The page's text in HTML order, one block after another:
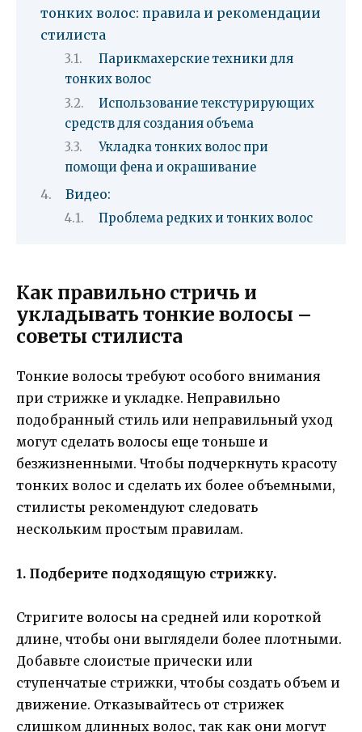
тонких волос: правила и рекомендации
стилиста
Парикмахерские техники для
тонких волос
Использование текстурирующих
средств для создания объема
Укладка тонких волос при
помощи фена и окрашивание
Видео:
Проблема редких и тонких волос
Как правильно стричь и
укладывать тонкие волосы –
советы стилиста
Тонкие волосы требуют особого внимания
при стрижке и укладке. Неправильно
подобранный стиль или неправильный уход
могут сделать волосы еще тоньше и
безжизненными. Чтобы подчеркнуть красоту
тонких волос и сделать их более объемными,
стилисты рекомендуют следовать
нескольким простым правилам.
1. Подберите подходящую стрижку.
Стригите волосы на средней или короткой
длине, чтобы они выглядели более плотными.
Добавьте слоистые прически или
ступенчатые стрижки, чтобы создать объем и
движение. Отказывайтесь от стрижек
слишком длинных волос, так как они могут